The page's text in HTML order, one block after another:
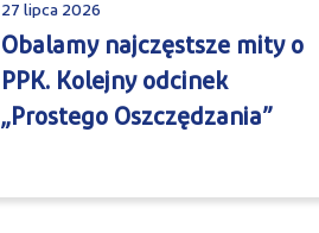
27 lipca 2026
Obalamy najczęstsze mity o
PPK. Kolejny odcinek
„Prostego Oszczędzania”